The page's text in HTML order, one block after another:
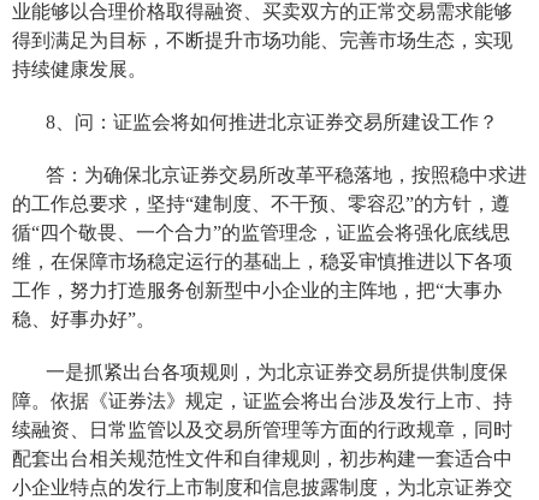
业能够以合理价格取得融资、买卖双方的正常交易需求能够
得到满足为目标，不断提升市场功能、完善市场生态，实现
持续健康发展。
8、问：证监会将如何推进北京证券交易所建设工作？
答： 为确保北京证券交易所改革平稳落地，按照稳中求进
的工作总要求，坚持“建制度、不干预、零容忍”的方针， 遵
循“四个敬畏、一个合力”的监管理念，证监会将强化底线思
维，在保障市场稳定运行的基础上，稳妥审慎推进以下各项
工作，努力打造服务创新型中小企业的主阵地，把“大事办
稳、好事办好”。
一是抓紧出台各项规则，为北京证券交易所提供制度保
障。 依据《证券法》规定，证监会将出台涉及发行上市、持
续融资、日常监管以及交易所管理等方面的行政规章，同时
配套出台相关规范性文件和自律规则，初步构建一套适合中
小企业特点的发行上市制度和信息披露制度，为北京证券交